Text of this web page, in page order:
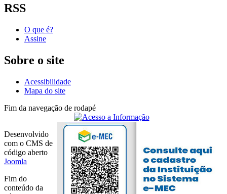
RSS
O que é?
Assine
Sobre o site
Acessibilidade
Mapa do site
Fim da navegação de rodapé
Desenvolvido
com o CMS de
código aberto
Joomla
Fim do
conteúdo da